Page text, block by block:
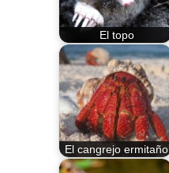
El topo
El cangrejo ermitaño